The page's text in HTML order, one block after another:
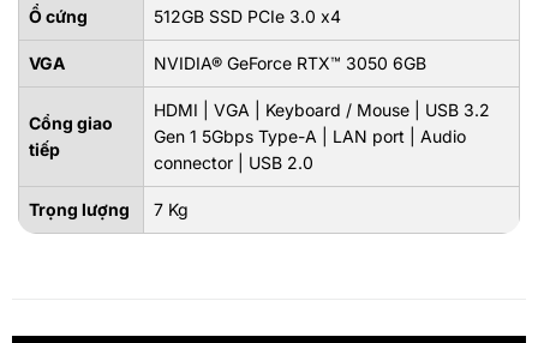
Ổ cứng 512GB SSD PCIe 3.0 x4
VGA NVIDIA® GeForce RTX™ 3050 6GB
Cổng giao
tiếp
HDMI | VGA | Keyboard / Mouse | USB 3.2
Gen 1 5Gbps Type-A | LAN port | Audio
connector | USB 2.0
Trọng lượng 7 Kg